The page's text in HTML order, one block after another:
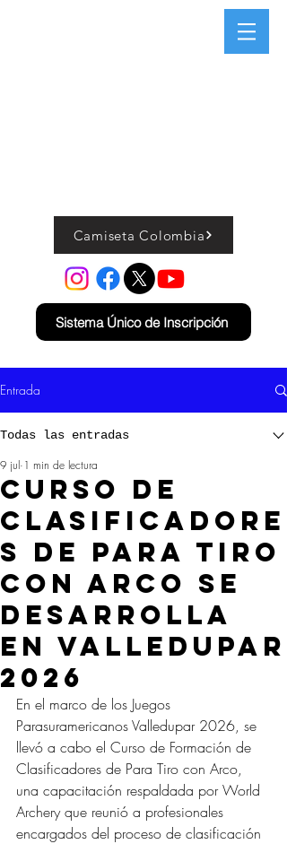
Camiseta Colombia
Sistema Único de Inscripción
Entrada
Todas las entradas
Curso de
Clasificadore
s de Para Tiro
con Arco se
desarrolla
en Valledupar
2026
9 jul 1 min de lectura
En el marco de los Juegos
Parasuramericanos Valledupar 2026, se
llevó a cabo el Curso de Formación de
Clasificadores de Para Tiro con Arco,
una capacitación respaldada por World
Archery que reunió a profesionales
encargados del proceso de clasificación